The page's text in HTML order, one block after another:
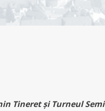
Tineret și Turneul